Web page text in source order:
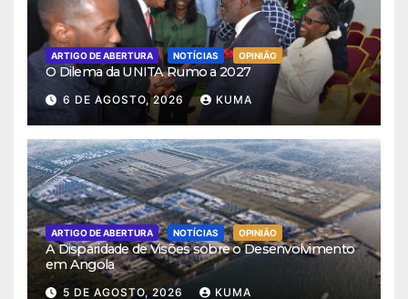
ARTIGO DE ABERTURA NOTÍCIAS OPINIÃO
O Dilema da UNITA Rumo a 2027
6 DE AGOSTO, 2026 KUMA
ARTIGO DE ABERTURA NOTÍCIAS OPINIÃO
A Disparidade de Visões sobre o Desenvolvimento
em Angola
5 DE AGOSTO, 2026 KUMA